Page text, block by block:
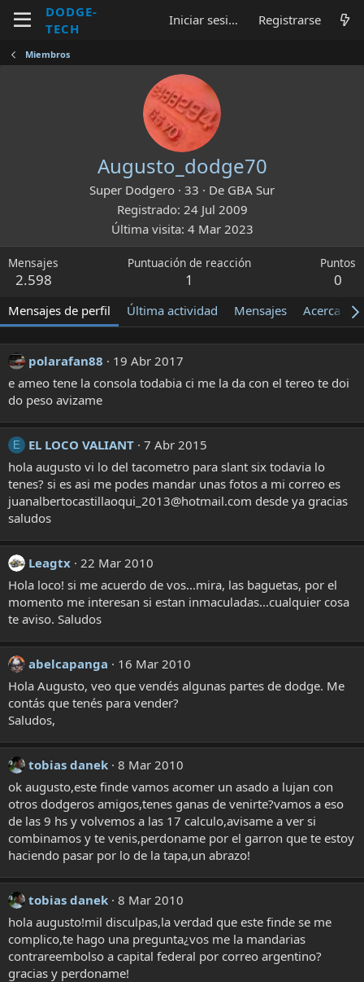
DODGE-
TECH
Iniciar sesión Registrarse
Miembros
Augusto_dodge70
Super Dodgero · 33 · De GBA Sur
Registrado 24 Jul 2009
Última visita 4 Mar 2023
Mensajes
2.598
Puntuación de reacción
1
Puntos
0
Mensajes de perfil Última actividad Mensajes Acerca de
polarafan88
19 Abr 2017
e ameo tene la consola todabia ci me la da con el tereo te doi
do peso avizame
E EL LOCO VALIANT 7 Abr 2015
hola augusto vi lo del tacometro para slant six todavia lo
tenes? si es asi me podes mandar unas fotos a mi correo es
juanalbertocastillaoqui_2013@hotmail.com desde ya gracias
saludos
Leagtx 22 Mar 2010
Hola loco! si me acuerdo de vos...mira, las baguetas, por el
momento me interesan si estan inmaculadas...cualquier cosa
te aviso. Saludos
abelcapanga
16 Mar 2010
Hola Augusto, veo que vendés algunas partes de dodge. Me
contás que tenés para vender?
Saludos,
tobias danek 8 Mar 2010
ok augusto,este finde vamos acomer un asado a lujan con
otros dodgeros amigos,tenes ganas de venirte?vamos a eso
de las 9 hs y volvemos a las 17 calculo,avisame a ver si
combinamos y te venis,perdoname por el garron que te estoy
haciendo pasar por lo de la tapa,un abrazo!
tobias danek 8 Mar 2010
hola augusto!mil disculpas,la verdad que este finde se me
complico,te hago una pregunta¿vos me la mandarias
contrareembolso a capital federal por correo argentino?
gracias y perdoname!